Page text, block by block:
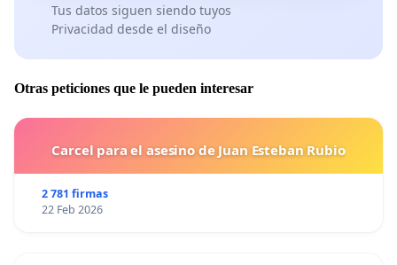
Tus datos siguen siendo tuyos
Privacidad desde el diseño
Otras peticiones que le pueden interesar
Carcel para el asesino de Juan Esteban Rubio
2 781 firmas
22 Feb 2026